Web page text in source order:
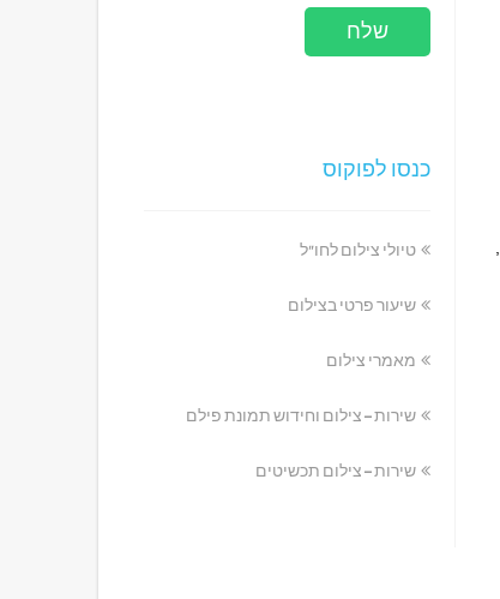
כנסו לפוקוס
טיולי צילום לחו"ל
שיעור פרטי בצילום
מאמרי צילום
שירות – צילום וחידוש תמונת פילם
שירות – צילום תכשיטים